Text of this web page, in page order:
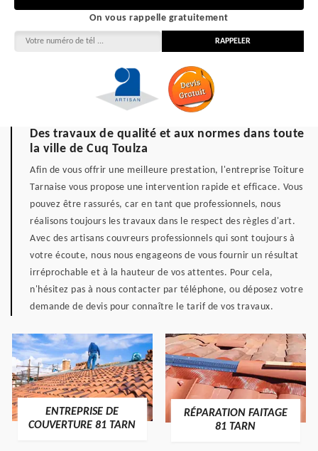
On vous rappelle gratuitement
Des travaux de qualité et aux normes dans toute
la ville de Cuq Toulza
Afin de vous offrir une meilleure prestation, l'entreprise Toiture
Tarnaise vous propose une intervention rapide et efficace. Vous
pouvez être rassurés, car en tant que professionnels, nous
réalisons toujours les travaux dans le respect des règles d'art.
Avec des artisans couvreurs professionnels qui sont toujours à
votre écoute, nous nous engageons de vous fournir un résultat
irréprochable et à la hauteur de vos attentes. Pour cela,
n'hésitez pas à nous contacter par téléphone, ou déposez votre
demande de devis pour connaître le tarif de vos travaux.
ENTREPRISE DE
COUVERTURE 81 TARN
RÉPARATION FAITAGE
81 TARN